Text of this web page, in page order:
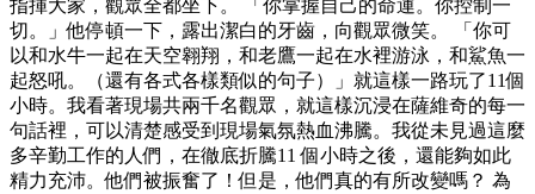
指揮大家，觀眾全都坐下。 「你掌握自己的命運。你控制一
切。」他停頓一下，露出潔白的牙齒，向觀眾微笑。 「你可
以和水牛一起在天空翱翔，和老鷹一起在水裡游泳，和鯊魚一
起怒吼。（還有各式各樣類似的句子）」就這樣一路玩了11個
小時。我看著現場共兩千名觀眾，就這樣沉浸在薩維奇的每一
句話裡，可以清楚感受到現場氣氛熱血沸騰。我從未見過這麼
多辛勤工作的人們，在徹底折騰11 個小時之後，還能夠如此
精力充沛。他們被振奮了！但是，他們真的有所改變嗎？ 為